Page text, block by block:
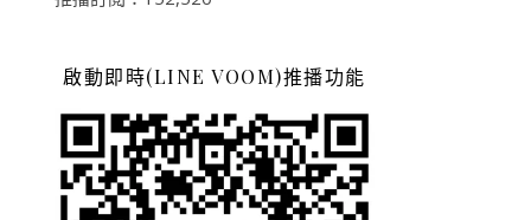
啟動即時(LINE VOOM)推播功能